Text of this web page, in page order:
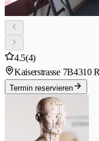
4.5(4)
Kaiserstrasse 7B4310
Termin reservieren